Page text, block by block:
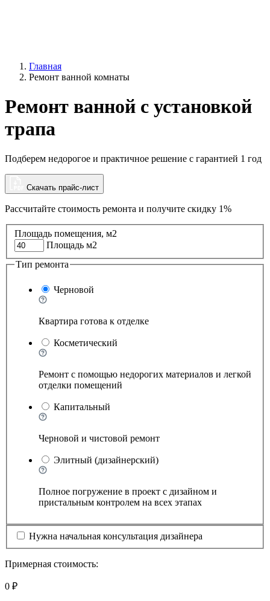
Главная
Ремонт ванной комнаты
Ремонт ванной с установкой
трапа
Подберем недорогое и практичное решение с гарантией 1 год
Скачать прайс-лист
Рассчитайте стоимость ремонта и получите скидку 1%
Площадь помещения, м2
Площадь м2
Тип ремонта
Черновой
Квартира готова к отделке
Косметический
Ремонт с помощью недорогих материалов и легкой
отделки помещений
Капитальный
Черновой и чистовой ремонт
Элитный (дизайнерский)
Полное погружение в проект с дизайном и
пристальным контролем на всех этапах
Нужна начальная консультация дизайнера
Примерная стоимость:
0 ₽